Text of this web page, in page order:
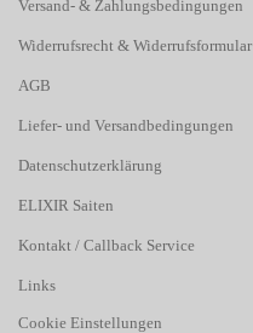
Versand- & Zahlungsbedingungen
Widerrufsrecht & Widerrufsformular
AGB
Liefer- und Versandbedingungen
Datenschutzerklärung
ELIXIR Saiten
Kontakt / Callback Service
Links
Cookie Einstellungen